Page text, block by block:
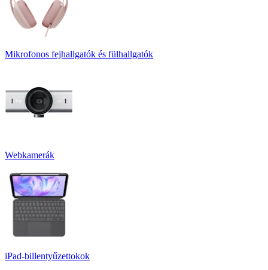
Mikrofonos fejhallgatók és fülhallgatók
Webkamerák
iPad-billentyűzettokok